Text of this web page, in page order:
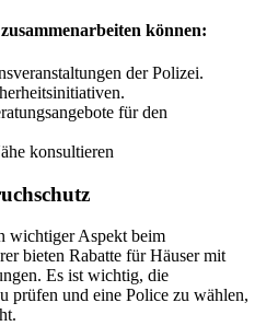
können:
der Polizei.
für den
konsultieren
wichtiger Aspekt beim
bieten Rabatte für Häuser mit
Es ist wichtig, die
prüfen und eine Police zu wählen,